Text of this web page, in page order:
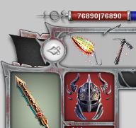
76890|76890